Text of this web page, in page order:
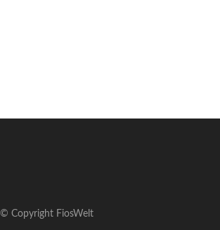
© Copyright FiosWelt